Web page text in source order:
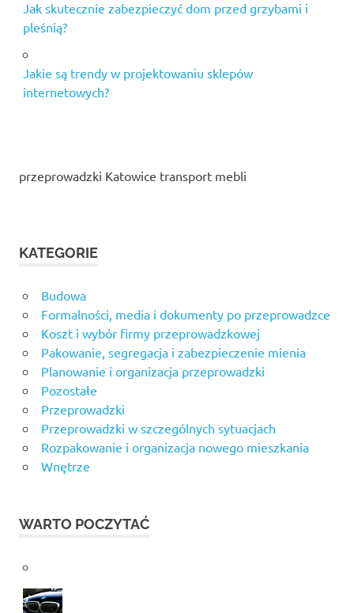
Jak skutecznie zabezpieczyć dom przed grzybami i
pleśnią?
Jakie są trendy w projektowaniu sklepów
internetowych?
przeprowadzki Katowice transport mebli
KATEGORIE
Budowa
Formalności, media i dokumenty po przeprowadzce
Koszt i wybór firmy przeprowadzkowej
Pakowanie, segregacja i zabezpieczenie mienia
Planowanie i organizacja przeprowadzki
Pozostałe
Przeprowadzki
Przeprowadzki w szczególnych sytuacjach
Rozpakowanie i organizacja nowego mieszkania
Wnętrze
WARTO POCZYTAĆ